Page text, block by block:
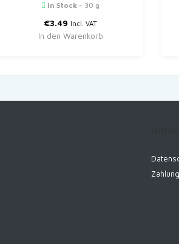
In Stock - 30 g
€3.49 Incl. VAT
In den Warenkorb